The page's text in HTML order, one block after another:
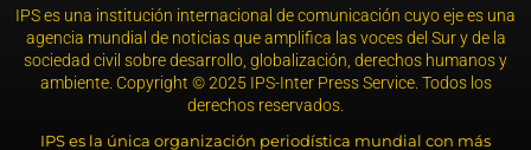
IPS es una institución internacional de comunicación cuyo eje es una
agencia mundial de noticias que amplifica las voces del Sur y de la
sociedad civil sobre desarrollo, globalización, derechos humanos y
ambiente. Copyright © 2025 IPS-Inter Press Service. Todos los
derechos reservados.
IPS es la única organización periodística mundial con más